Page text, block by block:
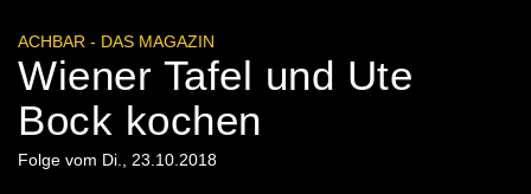
ACHBAR - DAS MAGAZIN
Wiener Tafel und Ute
Bock kochen
Folge vom Di., 23.10.2018